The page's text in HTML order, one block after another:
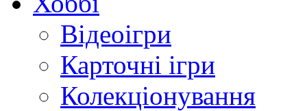
Відеоігри
Карточні ігри
Колекціонування